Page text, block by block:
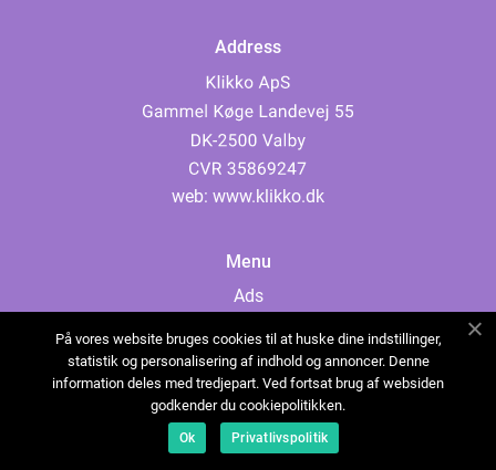
Address
web: www.klikko.dk
Menu
Ads
Cookies
Contact
Sitemap
På vores website bruges cookies til at huske dine indstillinger,
statistik og personalisering af indhold og annoncer. Denne
information deles med tredjepart. Ved fortsat brug af websiden
godkender du cookiepolitikken.
Ok Privatlivspolitik